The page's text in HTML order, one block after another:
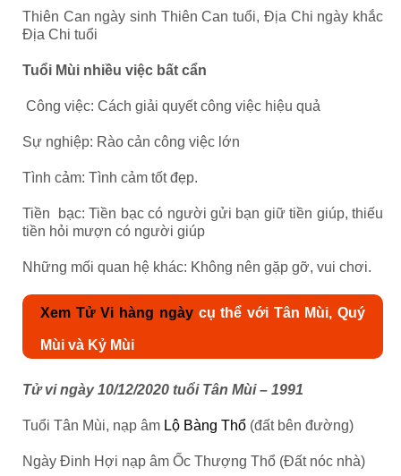
Thiên Can ngày sinh Thiên Can tuổi, Địa Chi ngày khắc
Địa Chi tuổi
Tuổi Mùi nhiều việc bất cẩn
Công việc: Cách giải quyết công việc hiệu quả
Sự nghiệp: Rào cản công việc lớn
Tình cảm: Tình cảm tốt đẹp.
Tiền bạc: Tiền bạc có người gửi bạn giữ tiền giúp, thiếu
tiền hỏi mượn có người giúp
Những mối quan hệ khác: Không nên gặp gỡ, vui chơi.
Xem Tử Vi hàng ngàycụ thể với Tân Mùi, Quý
Mùi và Kỷ Mùi
Tử vi ngày 10/12/2020 tuổi Tân Mùi – 1991
Tuổi Tân Mùi, nạp âm Lộ Bàng Thổ (đất bên đường)
Ngày Đinh Hợi nạp âm Ốc Thượng Thổ (Đất nóc nhà)